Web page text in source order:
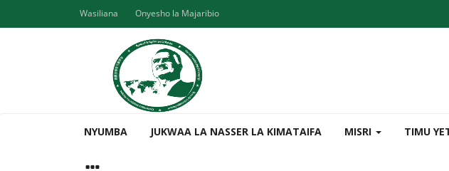
Wasiliana Onyesho la Majaribio
NYUMBA JUKWAA LA NASSER LA KIMATAIFA MISRI TIMU